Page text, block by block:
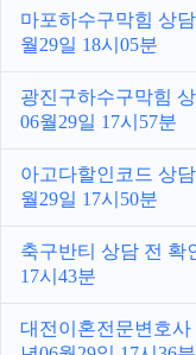
마포하수구막힘 상
월29일 18시05분
광진구하수구막힘
06월29일 17시57분
아고다할인코드 상
월29일 17시50분
축구반티 상담 전 확
17시43분
대전이혼전문변호사